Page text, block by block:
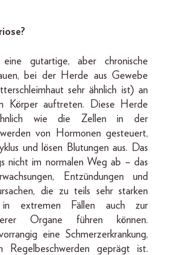
gutartige, aber chronische
bei der Herde aus Gewebe
sehr ähnlich ist) an
Körper auftreten. Diese Herde
wie die Zellen in der
von Hormonen gesteuert,
und lösen Blutungen aus. Das
nicht im normalen Weg ab – das
Entzündungen und
die zu teils sehr starken
in extremen Fällen auch zur
Organe führen können.
eine Schmerzerkrankung,
geprägt ist.